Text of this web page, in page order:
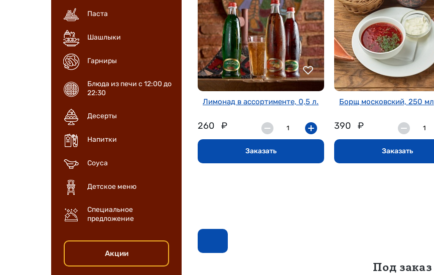
Паста
Шашлыки
Гарниры
Блюда из печи с 12:00 до
22:30
Десерты
Напитки
Соуса
Детское меню
Специальное
предложение
Акции
Лимонад в ассортименте, 0,5 л.
260 ₽
Заказать
Борщ московский, 250 мл
390 ₽
Заказать
Под заказ